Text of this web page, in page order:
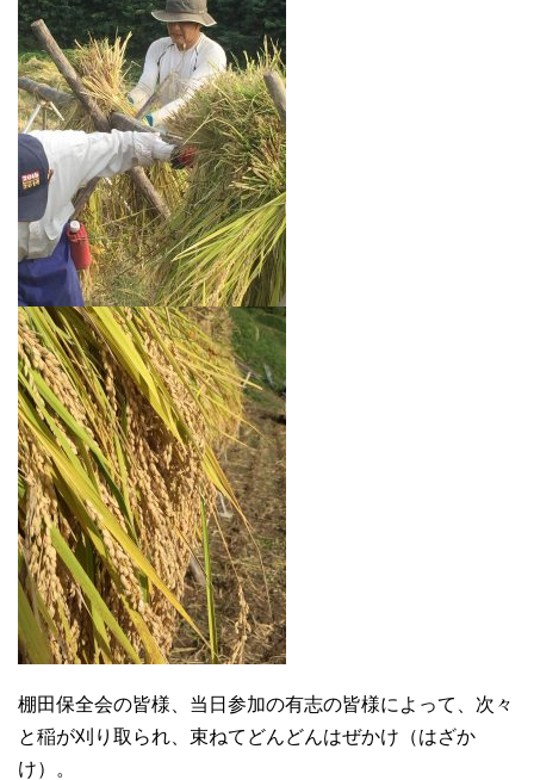
棚田保全会の皆様、当日参加の有志の皆様によって、次々
と稲が刈り取られ、束ねてどんどんはぜかけ（はざか
け）。